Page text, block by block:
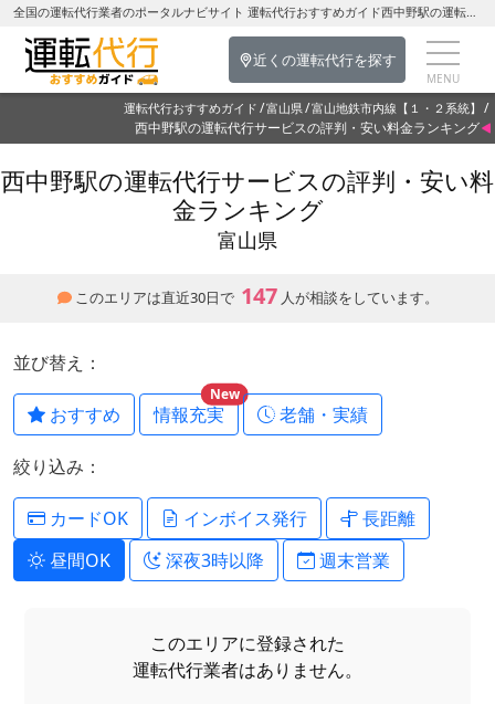
全国の運転代行業者のポータルナビサイト 運転代行おすすめガイド西中野駅の運転代行を探す-富山県の運転代行
近くの運転代行を探す
運転代行おすすめガイド 富山県 富山地鉄市内線【１・２系統】
西中野駅の運転代行サービスの評判・安い料金ランキング
西中野駅の運転代行サービスの評判・安い料
金ランキング
富山県
このエリアは直近30日で 147 人が相談をしています。
並び替え：
おすすめ 情報充実
New
老舗・実績
絞り込み：
カードOK インボイス発行
長距離
昼間OK
深夜3時以降 週末営業
このエリアに登録された
運転代行業者はありません。